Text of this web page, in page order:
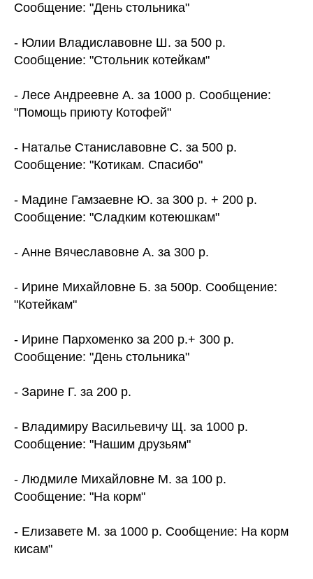
Сообщение: "День стольника"
- Юлии Владиславовне Ш. за 500 р.
Сообщение: "Стольник котейкам"
- Лесе Андреевне А. за 1000 р. Сообщение:
"Помощь приюту Котофей"
- Наталье Станиславовне С. за 500 р.
Сообщение: "Котикам. Спасибо"
- Мадине Гамзаевне Ю. за 300 р. + 200 р.
Сообщение: "Сладким котеюшкам"
- Анне Вячеславовне А. за 300 р.
- Ирине Михайловне Б. за 500р. Сообщение:
"Котейкам"
- Ирине Пархоменко за 200 р.+ 300 р.
Сообщение: "День стольника"
- Зарине Г. за 200 р.
- Владимиру Васильевичу Щ. за 1000 р.
Сообщение: "Нашим друзьям"
- Людмиле Михайловне М. за 100 р.
Сообщение: "На корм"
- Елизавете М. за 1000 р. Сообщение: На корм
кисам"